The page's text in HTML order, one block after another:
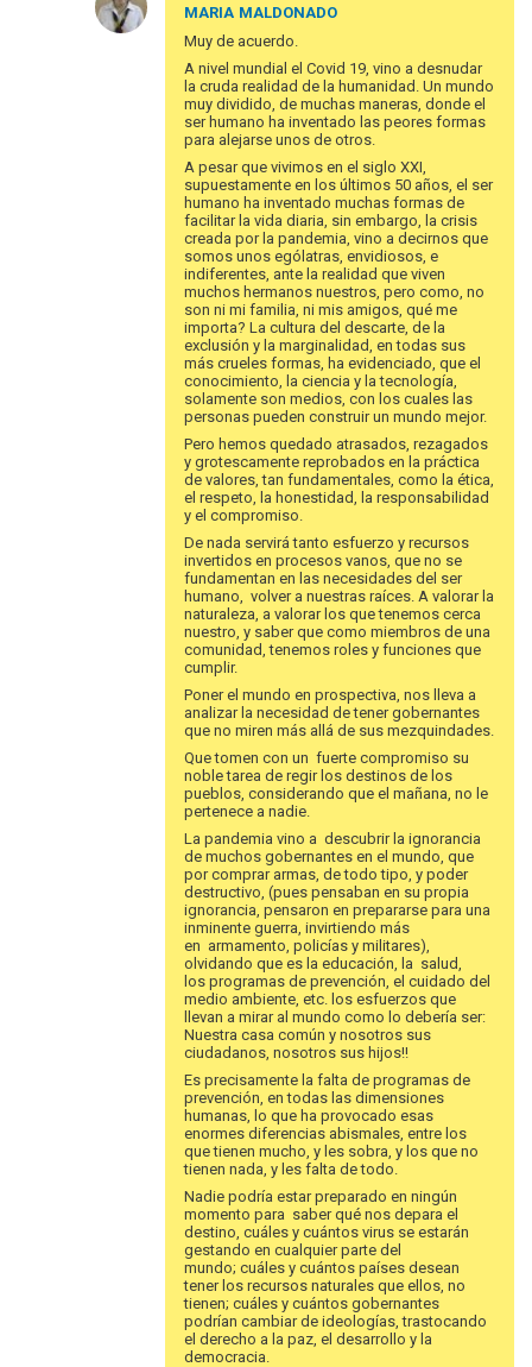
resposta
blutman@gmail.com
MARIA MALDONADO
Muy de acuerdo.
A nivel mundial el Covid 19, vino a desnudar
la cruda realidad de la humanidad. Un mundo
muy dividido, de muchas maneras, donde el
ser humano ha inventado las peores formas
para alejarse unos de otros.
A pesar que vivimos en el siglo XXI,
supuestamente en los últimos 50 años, el ser
humano ha inventado muchas formas de
facilitar la vida diaria, sin embargo, la crisis
creada por la pandemia, vino a decirnos que
somos unos ególatras, envidiosos, e
indiferentes, ante la realidad que viven
muchos hermanos nuestros, pero como, no
son ni mi familia, ni mis amigos, qué me
importa? La cultura del descarte, de la
exclusión y la marginalidad, en todas sus
más crueles formas, ha evidenciado, que el
conocimiento, la ciencia y la tecnología,
solamente son medios, con los cuales las
personas pueden construir un mundo mejor.
Pero hemos quedado atrasados, rezagados
y grotescamente reprobados en la práctica
de valores, tan fundamentales, como la ética,
el respeto, la honestidad, la responsabilidad
y el compromiso.
De nada servirá tanto esfuerzo y recursos
invertidos en procesos vanos, que no se
fundamentan en las necesidades del ser
humano, volver a nuestras raíces. A valorar la
naturaleza, a valorar los que tenemos cerca
nuestro, y saber que como miembros de una
comunidad, tenemos roles y funciones que
cumplir.
Poner el mundo en prospectiva, nos lleva a
analizar la necesidad de tener gobernantes
que no miren más allá de sus mezquindades.
Que tomen con un fuerte compromiso su
noble tarea de regir los destinos de los
pueblos, considerando que el mañana, no le
pertenece a nadie.
La pandemia vino a descubrir la ignorancia
de muchos gobernantes en el mundo, que
por comprar armas, de todo tipo, y poder
destructivo, (pues pensaban en su propia
ignorancia, pensaron en prepararse para una
inminente guerra, invirtiendo más
en armamento, policías y militares),
olvidando que es la educación, la salud,
los programas de prevención, el cuidado del
medio ambiente, etc. los esfuerzos que
llevan a mirar al mundo como lo debería ser:
Nuestra casa común y nosotros sus
ciudadanos, nosotros sus hijos!!
Es precisamente la falta de programas de
prevención, en todas las dimensiones
humanas, lo que ha provocado esas
enormes diferencias abismales, entre los
que tienen mucho, y les sobra, y los que no
tienen nada, y les falta de todo.
Nadie podría estar preparado en ningún
momento para saber qué nos depara el
destino, cuáles y cuántos virus se estarán
gestando en cualquier parte del
mundo; cuáles y cuántos países desean
tener los recursos naturales que ellos, no
tienen; cuáles y cuántos gobernantes
podrían cambiar de ideologías, trastocando
el derecho a la paz, el desarrollo y la
democracia.